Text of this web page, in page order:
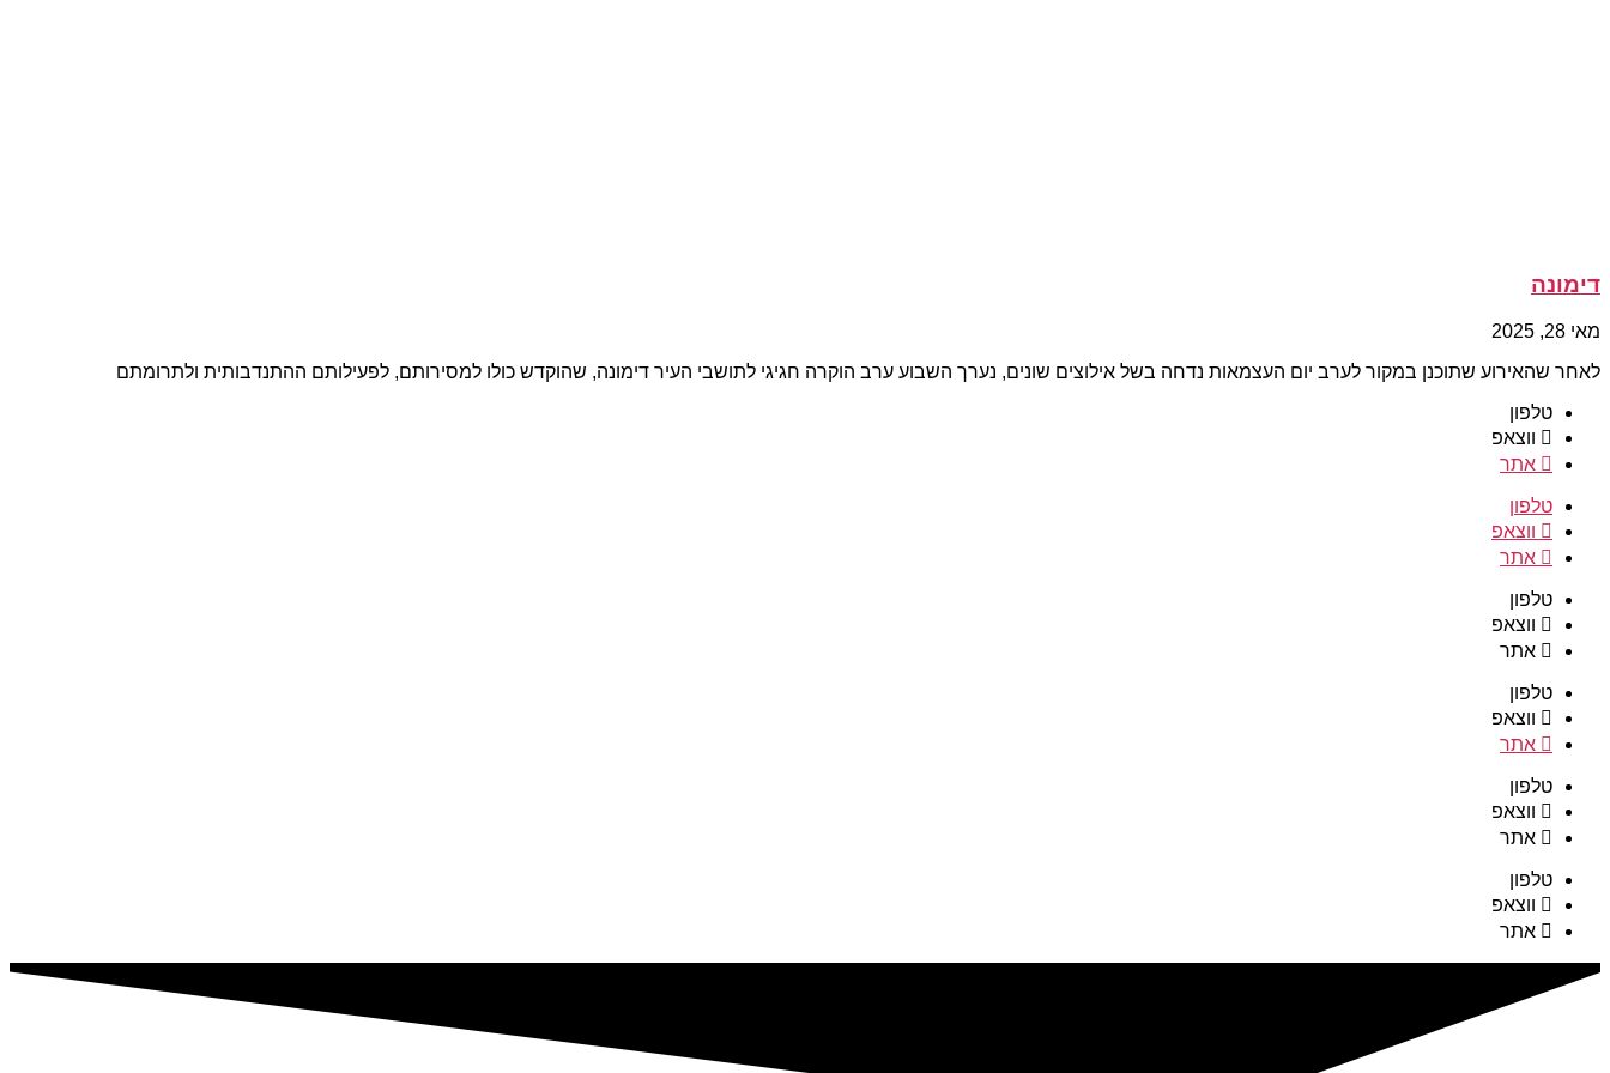
דימונה
מאי 28, 2025
לאחר שהאירוע שתוכנן במקור לערב יום העצמאות נדחה בשל אילוצים שונים, נערך השבוע ערב הוקרה חגיגי לתושבי העיר דימונה, שהוקדש כולו למסירותם, לפעילותם ההתנדבותית ולתרומתם
טלפון
ווצאפ
אתר
טלפון
ווצאפ
אתר
טלפון
ווצאפ
אתר
טלפון
ווצאפ
אתר
טלפון
ווצאפ
אתר
טלפון
ווצאפ
אתר